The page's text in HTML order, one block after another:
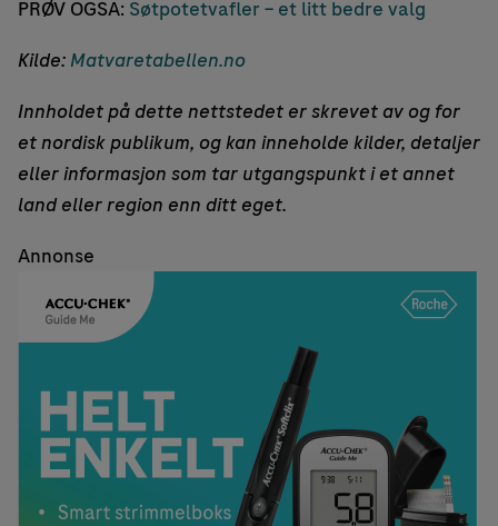
PRØV OGSÅ: Søtpotetvafler – et litt bedre valg
Kilde: Matvaretabellen.no
Innholdet på dette nettstedet er skrevet av og for
et nordisk publikum, og kan inneholde kilder, detaljer
eller informasjon som tar utgangspunkt i et annet
land eller region enn ditt eget.
Annonse